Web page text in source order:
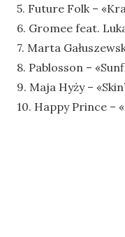
5. Future Folk –
6. Gromee feat.
7. Marta
8. Pablosson –
9. Maja Hyży –
10. Happy Prince –